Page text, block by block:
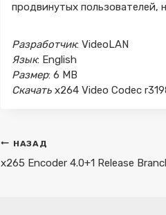
продвинутых пользователей,
Разработчик: VideoLAN
Язык: English
Размер: 6 MB
Скачать x264 Video Codec
Навигация
по
НАЗАД
x265 Encoder 4.0+1 Release